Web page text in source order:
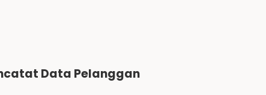
Data Pelanggan